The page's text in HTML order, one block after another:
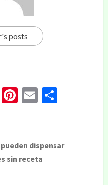
posts
LinkedIn
Pinterest
Email
pueden dispensar
sin receta